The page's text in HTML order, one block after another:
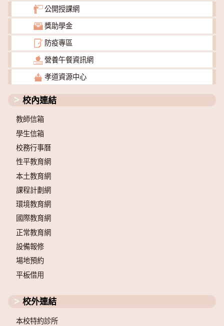
公開授課網
獎助學金
防疫專區
營養午餐資訊網
孝道資源中心
校內連結
教師信箱
學生信箱
校務行事曆
性平教育網
本土教育網
課程計劃網
環境教育網
國際教育網
正常教育網
設備報修
場地預約
平板借用
校外連結
本校特約診所